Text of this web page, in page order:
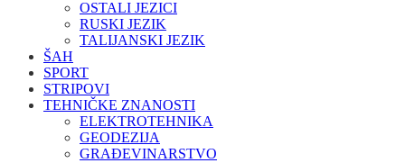
OSTALI JEZICI
RUSKI JEZIK
TALIJANSKI JEZIK
ŠAH
SPORT
STRIPOVI
TEHNIČKE ZNANOSTI
ELEKTROTEHNIKA
GEODEZIJA
GRAĐEVINARSTVO